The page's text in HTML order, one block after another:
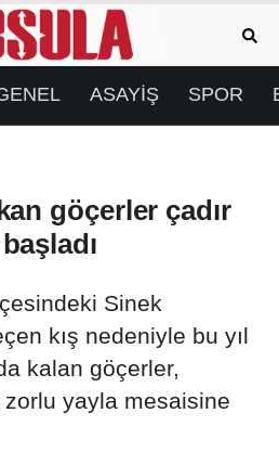
ASAYİŞ SPOR
göçerler çadır
Sinek
kış nedeniyle bu yıl
kalan göçerler,
zorlu yayla mesaisine